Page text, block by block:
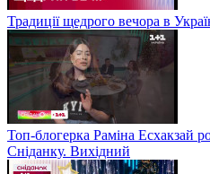
Традиції щедрого вечора в
Топ-блогерка Раміна Есхакзай
Сніданку. Вихідний